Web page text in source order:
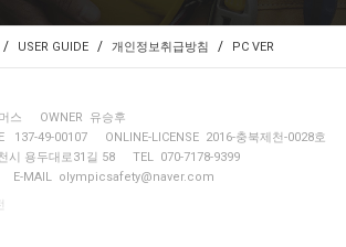
/ USER GUIDE / 개인정보취급방침 / PC VER
스
OWNER 유승후
137-49-00107
ONLINE-LICENSE 2016-충북제천-0028호
시 용두대로31길 58
TEL 070-7178-9399
E-MAIL olympicsafety@naver.com